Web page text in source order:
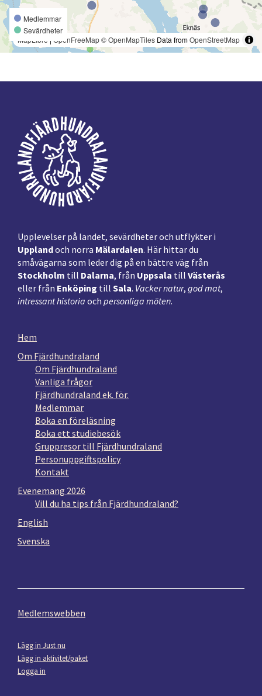
Medlemmar
Sevärdheter
MapLibre | OpenFreeMap© OpenMapTiles Data fromOpenStreetMap
Footer
Upplevelser på landet, sevärdheter och utflykter i
Upplandoch norra Mälardalen. Här hittar du
småvägarna som leder dig på en bättre väg från
Stockholm till Dalarna, från Uppsala till Västerås
eller från Enköping till Sala. Vacker natur, god mat,
intressant historia och personliga möten.
Hem
Om Fjärdhundraland
Om Fjärdhundraland
Vanliga frågor
Fjärdhundraland ek. för.
Medlemmar
Boka en föreläsning
Boka ett studiebesök
Gruppresor till Fjärdhundraland
Personuppgiftspolicy
Kontakt
Evenemang 2026
Vill du ha tips från Fjärdhundraland?
English
Svenska
Medlemswebben
Lägg in Just nu
Lägg in aktivitet/paket
Logga in